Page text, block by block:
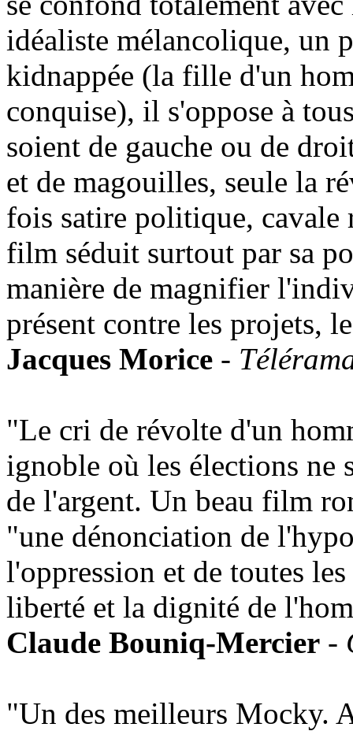
idéaliste mélancolique, un
kidnappée (la fille d'un
conquise), il s'oppose à
soient de gauche ou de
et de magouilles, seule la
fois satire politique, cavale
film séduit surtout par sa
manière de magnifier
présent contre les projets,
Jacques Morice -
"Le cri de révolte d'un
ignoble où les élections ne
de l'argent. Un beau film
"une dénonciation de
l'oppression et de toutes
liberté et la dignité de
Claude Bouniq-Mercier -
"Un des meilleurs Mocky.